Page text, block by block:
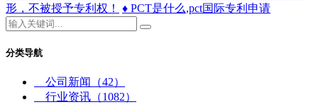
形，不被授予专利权！
♦ PCT是什么,pct国际专利申请
分类导航
公司新闻
（42）
行业资讯 （1082）